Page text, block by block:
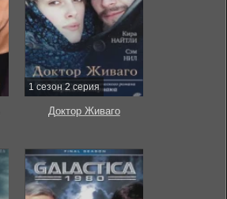
1 сезон 2 серия
Доктор Живаго